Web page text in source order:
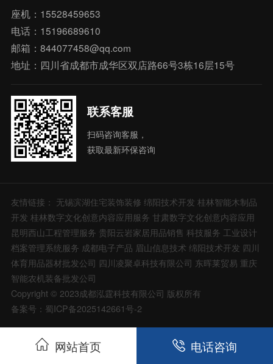
座机：15528459653
电话：15196689610
邮箱：844077458@qq.com
地址：四川省成都市成华区双店路66号3栋16层15号
联系客服
扫码咨询客服，
获取最新环保咨询
友情链接： 无锡滨湖住宅装饰装修 绵阳技术开发 桂林智能木制品
开发 桂林数字文化创意内容应用服务 甘肃数字文化创意内容应用
昆明西山工程管理服务 贵阳云岩家居用品销售 科技服务 工业设计
档案管理系统服务 成都电子产品 眉山信息技术 绵阳技术开发 四川
体育用品器材批发公司 四川凌聚卓科技有限公司 东晖莱贸易 重庆
智能农机装备批发公司
Copyright © 2023成都泓霆科技有限公司 版权所有
备案号：蜀ICP备2025142661号-2
网站首页 电话咨询